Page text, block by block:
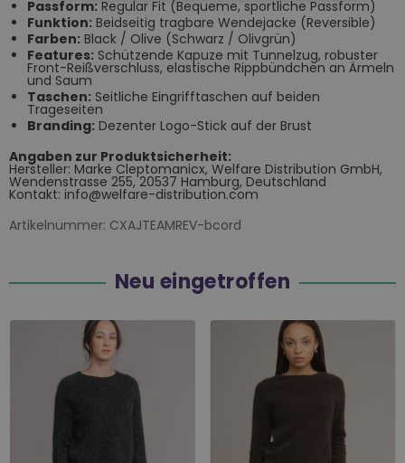
Passform: Regular Fit (Bequeme, sportliche Passform)
Funktion: Beidseitig tragbare Wendejacke (Reversible)
Farben: Black / Olive (Schwarz / Olivgrün)
Features: Schützende Kapuze mit Tunnelzug, robuster
Front-Reißverschluss, elastische Rippbündchen an Ärmeln
und Saum
Taschen: Seitliche Eingrifftaschen auf beiden
Trageseiten
Branding: Dezenter Logo-Stick auf der Brust
Angaben zur Produktsicherheit:
Hersteller: Marke Cleptomanicx, Welfare Distribution GmbH,
Wendenstrasse 255, 20537 Hamburg, Deutschland
Kontakt: info@welfare-distribution.com
Artikelnummer: CXAJTEAMREV-bcord
Neu eingetroffen